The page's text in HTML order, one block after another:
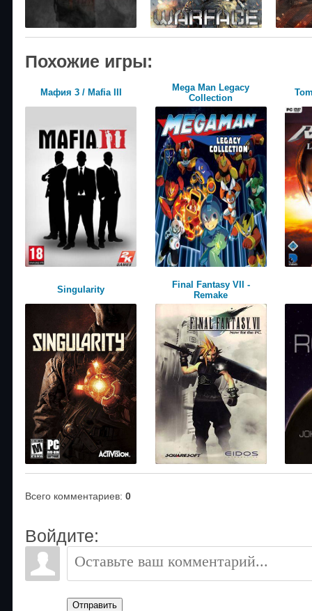
Похожие игры:
Мафия 3 / Mafia III
Mega Man Legacy
Collection
Singularity
Final Fantasy VII -
Remake
Всего комментариев: 0
Войдите:
Отправить